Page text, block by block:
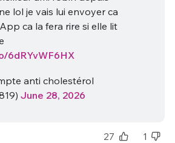
lol je vais lui envoyer ca
ca la fera rire si elle lit
6dRYvWF6HX
anti cholestérol
June 28, 2026
27 1